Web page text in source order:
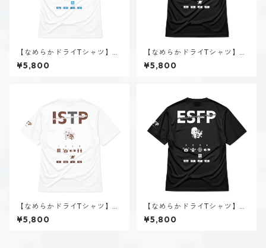
【なめらかドライTシャツ】空
閑 風音（ENFP）｜ホワイト
¥5,800
【なめらかドライTシャツ】稲
葉 奏世（ISFP）｜ブラック
¥5,800
【なめらかドライTシャツ】黒
ヶ根 匠（ISTP）｜ホワイト
¥5,800
【なめらかドライTシャツ】春
風 陽菜（ESFP）｜ブラック
¥5,800